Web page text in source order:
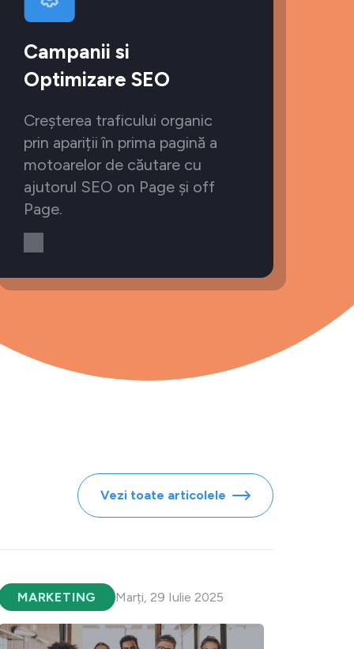
Campanii si
Optimizare SEO
Creșterea traficului organic
prin apariții în prima pagină a
motoarelor de căutare cu
ajutorul SEO on Page și off
Page.
Vezi toate articolele
MARKETING Marți, 29 Iulie 2025